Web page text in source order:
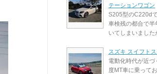
テーションワゴン
S205型のC220d
車検残の都合で半
いてしまいました
スズキ スイフト
電動化時代が近
度MT車に乗って